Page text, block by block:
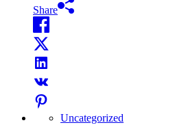
Share
Uncategorized